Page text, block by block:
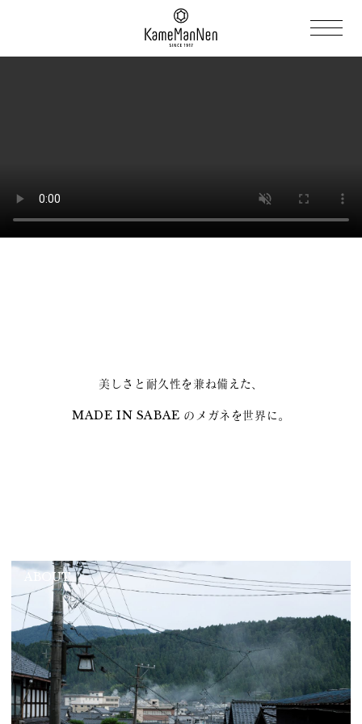
美しさと耐久性を兼ね備えた、
MADE IN SABAE のメガネを世界に。
ABOUT